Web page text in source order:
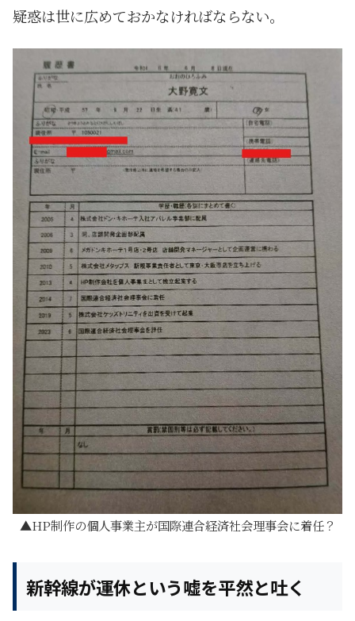
疑惑は世に広めておかなければならない。
HP制作の個人事業主が国際連合経済社会理事会に着任？
新幹線が運休という嘘を平然と吐く